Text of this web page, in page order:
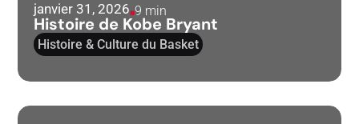
janvier 31, 2026 9 min
Histoire de Kobe Bryant
Histoire & Culture du Basket